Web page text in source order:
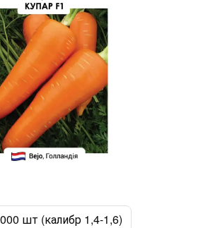
шт (калибр 1,4-1,6)